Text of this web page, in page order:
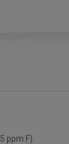
ppm F).